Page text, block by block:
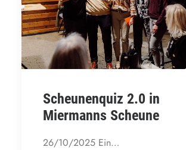
Scheunenquiz 2.0 in
Miermanns Scheune
26/10/2025 Ein…